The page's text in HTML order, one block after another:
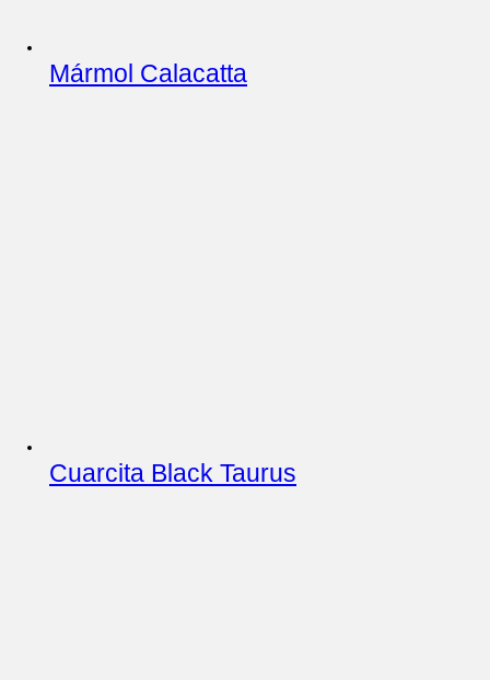
Mármol Calacatta
Cuarcita Black Taurus